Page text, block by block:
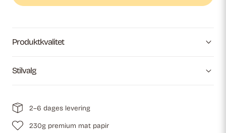
Produktkvalitet
Stilvalg
2–6 dages levering
230g premium mat papir